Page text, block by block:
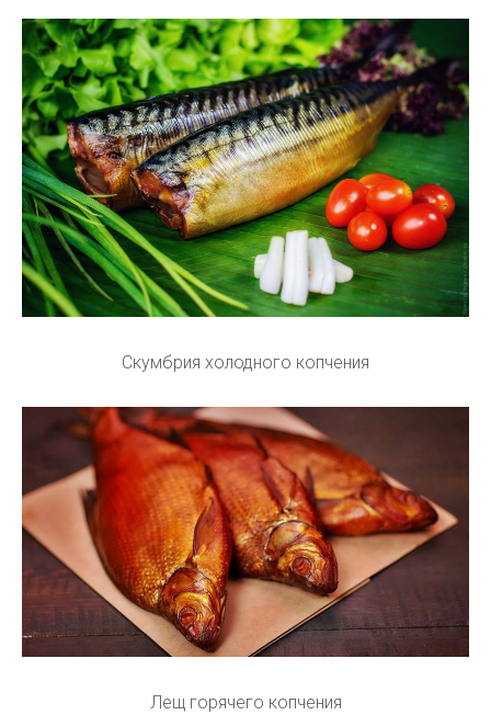
Скумбрия холодного копчения
Лещ горячего копчения